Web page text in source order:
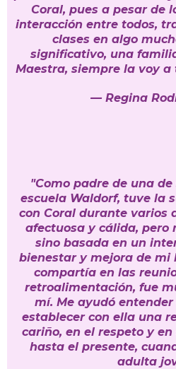
Coral, pues a pesar de
interacción entre todos,
clases en algo
significativo, una
Maestra, siempre la voy a
— Regina
"Como padre de una
escuela Waldorf, tuve la
con Coral durante varios
afectuosa y cálida, pero
sino basada en un
bienestar y mejora de mi
compartía en las
retroalimentación, fue
mí. Me ayudó
establecer con ella una
cariño, en el respeto y
hasta el presente,
adulta